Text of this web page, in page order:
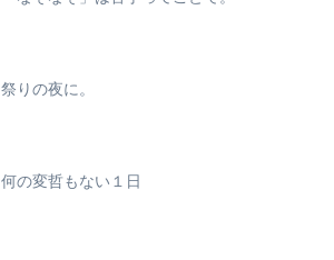
祭りの夜に。
何の変哲もない１日